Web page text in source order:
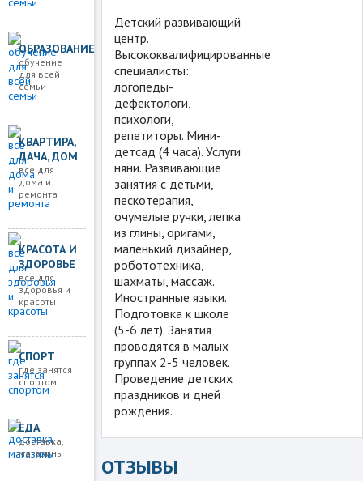
ОБРАЗОВАНИЕ
обучение
для всей
семьи
КВАРТИРА,
ДАЧА, ДОМ
все для
дома и
ремонта
КРАСОТА И
ЗДОРОВЬЕ
все для
здоровья и
красоты
СПОРТ
где занятся
спортом
ЕДА
доставка,
магазины
Детский развивающий
центр.
Высококвалифицированные
специалисты:
логопеды-
дефектологи,
психологи,
репетиторы. Мини-
детсад (4 часа). Услуги
няни. Развивающие
занятия с детьми,
пескотерапия,
очумелые ручки, лепка
из глины, оригами,
маленький дизайнер,
робототехника,
шахматы, массаж.
Иностранные языки.
Подготовка к школе
(5-6 лет). Занятия
проводятся в малых
группах 2-5 человек.
Проведение детских
праздников и дней
рождения.
ОТЗЫВЫ